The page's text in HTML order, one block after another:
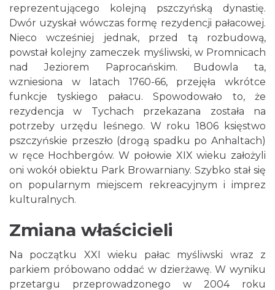
reprezentującego kolejną pszczyńską dynastię.
Dwór uzyskał wówczas formę rezydencji pałacowej.
Nieco wcześniej jednak, przed tą rozbudową,
powstał kolejny zameczek myśliwski, w Promnicach
nad Jeziorem Paprocańskim. Budowla ta,
wzniesiona w latach 1760-66, przejęła wkrótce
funkcje tyskiego pałacu. Spowodowało to, że
rezydencja w Tychach przekazana została na
potrzeby urzędu leśnego. W roku 1806 księstwo
pszczyńskie przeszło (drogą spadku po Anhaltach)
w ręce Hochbergów. W połowie XIX wieku założyli
oni wokół obiektu Park Browarniany. Szybko stał się
on popularnym miejscem rekreacyjnym i imprez
kulturalnych.
Zmiana właścicieli
Na początku XXI wieku pałac myśliwski wraz z
parkiem próbowano oddać w dzierżawę. W wyniku
przetargu przeprowadzonego w 2004 roku